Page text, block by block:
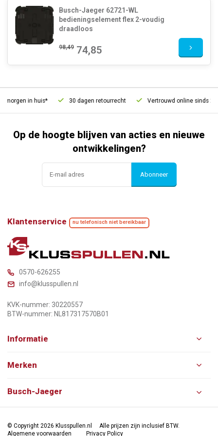
Busch-Jaeger 62721-WL
bedieningselement flex 2-voudig
draadloos
98,49 74,85
in huis* 30 dagen retourrecht Vertrouwd online sinds 2006
Op de hoogte blijven van acties en nieuwe
ontwikkelingen?
Abonneer
Klantenservice nu telefonisch niet bereikbaar
0570-626255
info@klusspullen.nl
KVK-nummer: 30220557
BTW-nummer: NL817317570B01
Informatie
Merken
Busch-Jaeger
© Copyright 2026 Klusspullen.nl
Alle prijzen zijn inclusief BTW.
Algemene voorwaarden
Privacy Policy